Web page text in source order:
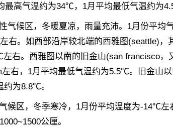
最高气温约为34℃，1月平均最低气温约为
候区，冬暖夏凉，雨量充沛。1月份平均
右。如西部沿岸较北端的西雅图(seattle)
右。西雅图以南的旧金山(san francisco，
右，1月平均最低气温约为5.5℃。旧金山
为8.8℃。
区，冬季寒冷，1月份平均温度为-14℃左
公厘。